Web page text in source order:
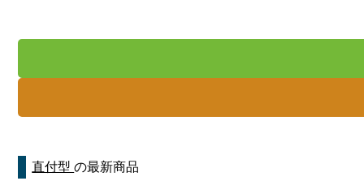
直付型の最新商品